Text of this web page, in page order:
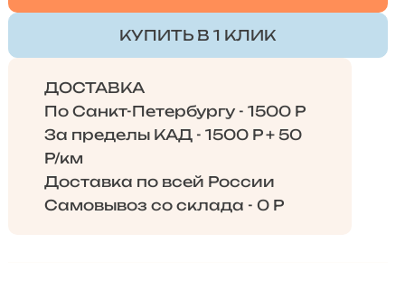
КУПИТЬ В 1 КЛИК
ДОСТАВКА
По Санкт-Петербургу - 1500 Р
За пределы КАД - 1500 Р + 50
Р/км
Доставка по всей России
Самовывоз со склада - 0 Р